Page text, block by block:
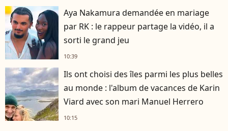
Aya Nakamura demandée en mariage
par RK : le rappeur partage la vidéo, il a
sorti le grand jeu
10:39
Ils ont choisi des îles parmi les plus belles
au monde : l'album de vacances de Karin
Viard avec son mari Manuel Herrero
10:15